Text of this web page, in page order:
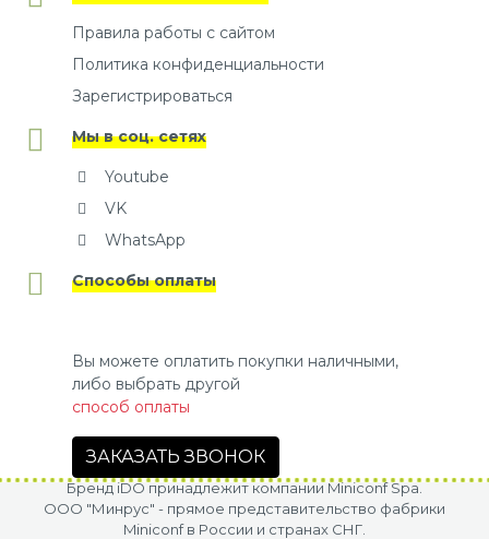
Правила работы с сайтом
Политика конфиденциальности
Зарегистрироваться
Мы в соц. сетях
Youtube
VK
WhatsApp
Способы оплаты
Вы можете оплатить покупки наличными,
либо выбрать другой
способ оплаты
ЗАКАЗАТЬ ЗВОНОК
Бренд iDO принадлежит компании Miniconf Spa.
OOO "Минрус" - прямое представительство фабрики
Miniconf в России и странах СНГ.